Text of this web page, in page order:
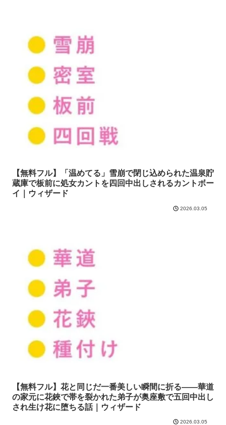
【無料フル】「温めてる」雪崩で閉じ込められた温泉貯
蔵庫で板前に処女カントを四回中出しされるカントボー
イ｜ウィザード
2026.03.05
【無料フル】花と同じだ一番美しい瞬間に折る――華道
の家元に花鋏で帯を裂かれた弟子が奥座敷で五回中出し
され生け花に堕ちる話｜ウィザード
2026.03.05